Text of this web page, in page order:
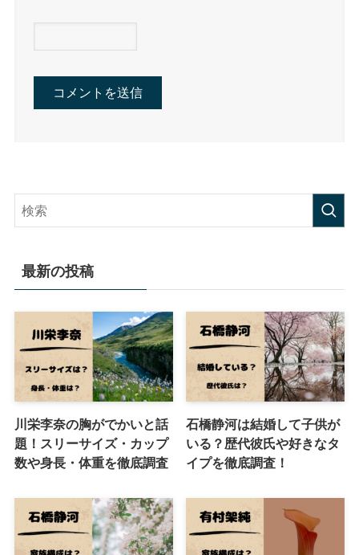
最新の投稿
川栄李奈の胸がでかいと話
題！スリーサイズ・カップ
数や身長・体重を徹底調査
石橋静河は結婚して子供が
いる？歴代彼氏や好きなタ
イプを徹底調査！